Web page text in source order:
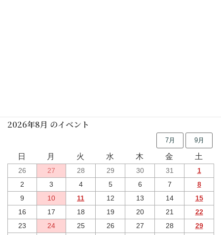
2026年8月 のイベント
7月 9月
日 月 火 水 木 金 土
26 27 28 29 30 31
1
2
3 4 5 6 7
8
9
10 11 12 13 14
15
16
17 18 19 20 21
22
23
24 25 26 27 28
29